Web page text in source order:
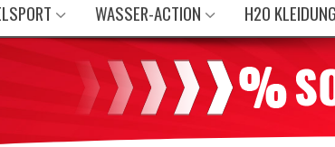
WASSER-ACTION H2O KLEIDUNG